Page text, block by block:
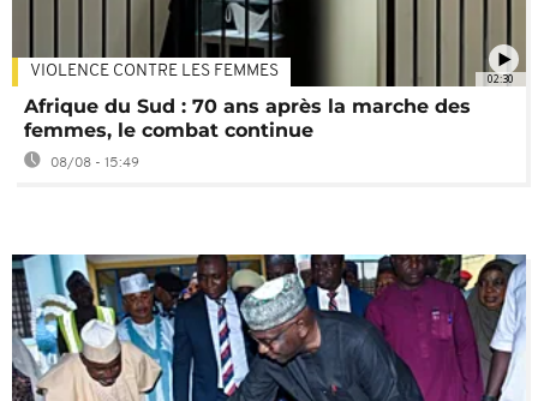
02:30
VIOLENCE CONTRE LES FEMMES
Afrique du Sud : 70 ans après la marche des
femmes, le combat continue
08/08 - 15:49